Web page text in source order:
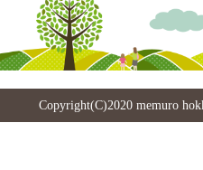
Copyright(C)2020 memuro